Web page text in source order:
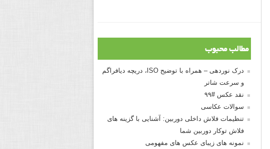
مطالب محبوب
درک نوردهی – همراه با توضیح ISO، دریچه دیافراگم
و سرعت شاتر
نقد عکس #۹۹
سوالات عکاسی
تنظیمات فلاش داخلی دوربین: آشنایی با گزینه های
فلاش توکار دوربین شما
نمونه های زیبای عکس های مفهومی